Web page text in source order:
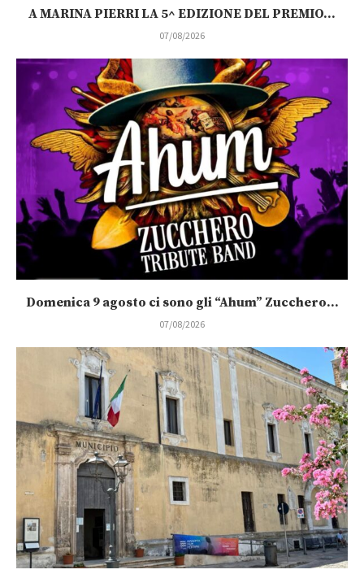
A MARINA PIERRI LA 5^ EDIZIONE DEL PREMIO...
07/08/2026
Domenica 9 agosto ci sono gli “Ahum” Zucchero...
07/08/2026